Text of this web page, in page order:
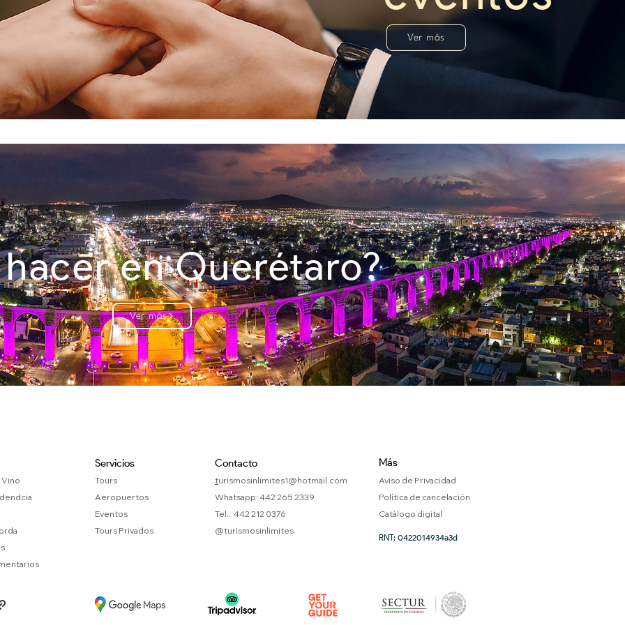
Ver más
hacer enQuerétaro?
Ver más
Vino
Servicios
Tours
Aeropuertos
Eventos
Tours Privados
Contacto
turismosinlimites1@hotmail.com
Whatsapp: 442 265 2339
Tel.: 442 212 0376
@turismosinlimites
Más
Aviso de Privacidad
Política de cancelación
Catálogo digital
RNT: 0422014934a3d